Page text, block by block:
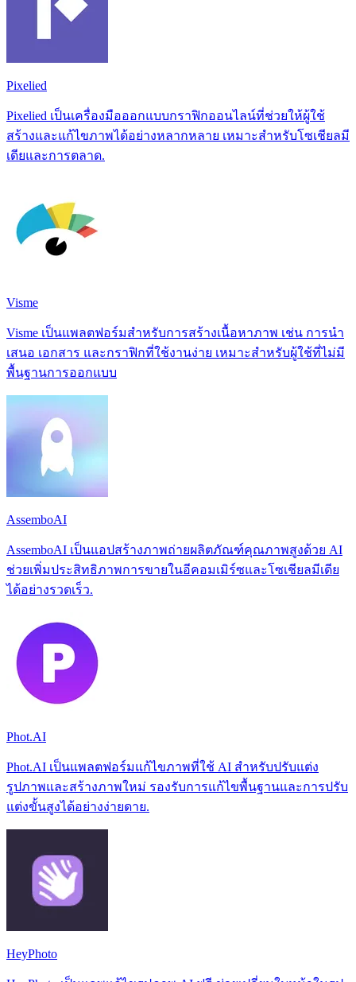
Pixelied
Pixelied เป็นเครื่องมือออกแบบกราฟิกออนไลน์ที่ช่วยให้ผู้ใช้
สร้างและแก้ไขภาพได้อย่างหลากหลาย เหมาะสำหรับโซเชียลมี
เดียและการตลาด.
Visme
Visme เป็นแพลตฟอร์มสำหรับการสร้างเนื้อหาภาพ เช่น การนำ
เสนอ เอกสาร และกราฟิกที่ใช้งานง่าย เหมาะสำหรับผู้ใช้ที่ไม่มี
พื้นฐานการออกแบบ
AssemboAI
AssemboAI เป็นแอปสร้างภาพถ่ายผลิตภัณฑ์คุณภาพสูงด้วย AI
ช่วยเพิ่มประสิทธิภาพการขายในอีคอมเมิร์ซและโซเชียลมีเดีย
ได้อย่างรวดเร็ว.
Phot.AI
Phot.AI เป็นแพลตฟอร์มแก้ไขภาพที่ใช้ AI สำหรับปรับแต่ง
รูปภาพและสร้างภาพใหม่ รองรับการแก้ไขพื้นฐานและการปรับ
แต่งขั้นสูงได้อย่างง่ายดาย.
HeyPhoto